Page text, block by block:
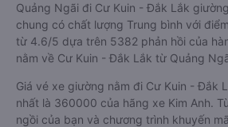
Quảng Ngãi đi Cư Kuin - Đắk Lắk
chung có chất lượng Trung bình với
từ 4.6/5 dựa trên 5382 phản hồi của
nằm về Cư Kuin - Đắk Lắk từ Quảng
Giá vé xe giường nằm đi Cư Kuin - Đắk
nhất là 360000 của hãng xe Kim Anh.
ngồi của bạn và chương trình khuyến